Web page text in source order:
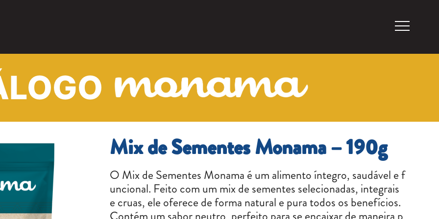
Mix de Sementes Monama – 190g
O Mix de Sementes Monama é um alimento íntegro, saudável e f
uncional. Feito com um mix de sementes selecionadas, integrais
e cruas, ele oferece de forma natural e pura todos os benefícios.